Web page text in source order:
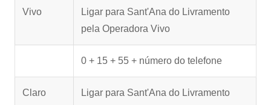
Vivo
Ligar para Sant'Ana do Livramento
pela Operadora Vivo
0 + 15 + 55 + número do telefone
Claro
Ligar para Sant'Ana do Livramento